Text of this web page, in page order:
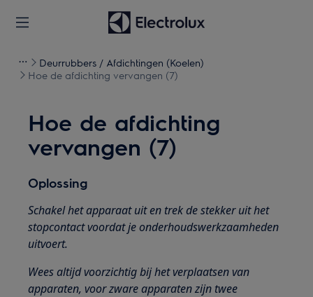
Deurrubbers / Afdichtingen (Koelen)
Hoe de afdichting vervangen (7)
Hoe de afdichting
vervangen (7)
Oplossing
Schakel het apparaat uit en trek de stekker uit het
stopcontact voordat je onderhoudswerkzaamheden
uitvoert.
Wees altijd voorzichtig bij het verplaatsen van
apparaten, voor zware apparaten zijn twee